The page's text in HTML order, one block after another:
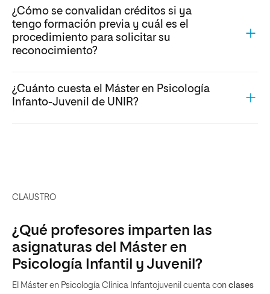
¿Cómo se convalidan créditos si ya
tengo formación previa y cuál es el
procedimiento para solicitar su
reconocimiento?
¿Cuánto cuesta el Máster en Psicología
Infanto-Juvenil de UNIR?
CLAUSTRO
¿Qué profesores imparten las
asignaturas del Máster en
Psicología Infantil y Juvenil?
El Máster en Psicología Clínica Infantojuvenil cuenta con clases